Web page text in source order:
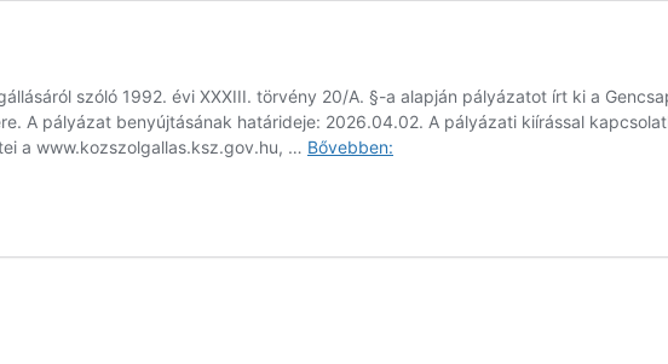
szóló 1992. évi XXXIII. törvény 20/A. §-a alapján pályázatot írt ki a
A pályázat benyújtásának határideje: 2026.04.02. A pályázati kiírással
a www.kozszolgallas.ksz.gov.hu, … Bővebben: